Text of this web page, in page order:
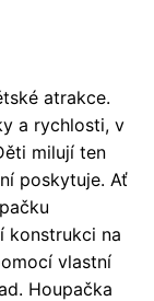
atrakce.
a rychlosti, v
milují ten
poskytuje. Ať
konstrukci na
vlastní
Houpačka